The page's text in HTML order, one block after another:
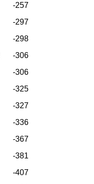
-257
-297
-298
-306
-306
-325
-327
-336
-367
-381
-407